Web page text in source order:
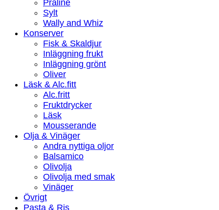
Praliné
Sylt
Wally and Whiz
Konserver
Fisk & Skaldjur
Inläggning frukt
Inläggning grönt
Oliver
Läsk & Alc.fitt
Alc.fritt
Fruktdrycker
Läsk
Mousserande
Olja & Vinäger
Andra nyttiga oljor
Balsamico
Olivolja
Olivolja med smak
Vinäger
Övrigt
Pasta & Ris